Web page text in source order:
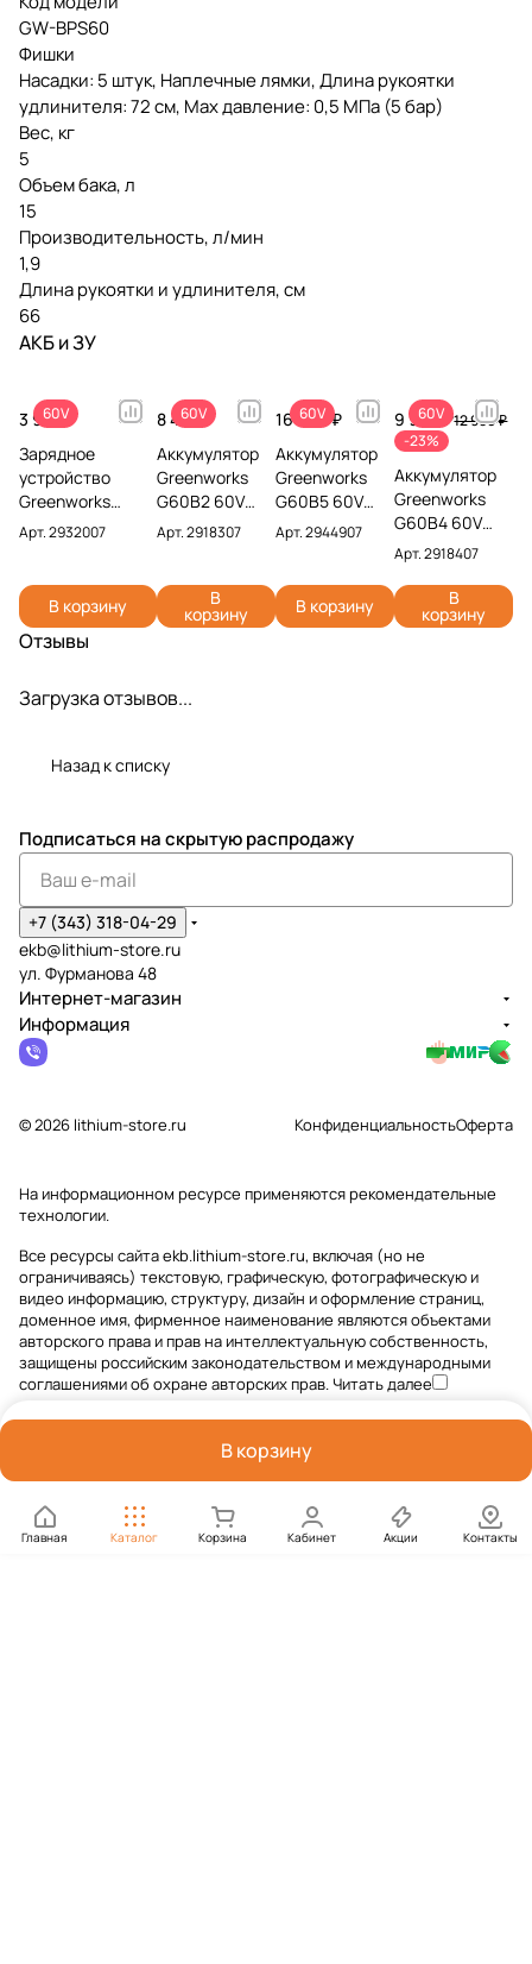
GW-BPS60
Фишки
Насадки: 5 штук, Наплечные лямки, Длина рукоятки
удлинителя: 72 см, Max давление: 0,5 МПа (5 бар)
Вес, кг
5
Объем бака, л
15
Производительность, л/мин
1,9
Длина рукоятки и удлинителя, см
66
АКБ и ЗУ
60V
3 990 ₽
Зарядное
устройство
Greenworks
G60UC 60V
2932007 (2 А)
Арт.2932007
В корзину
60V
8 490 ₽
Аккумулятор
Greenworks
G60B2 60V
2918307 (2 Ач)
Арт.2918307
В
корзину
60V
16 990 ₽
Аккумулятор
Greenworks
G60B5 60V
2944907 (5
Ач)
Арт.2944907
В корзину
60V
9 990 ₽12 990 ₽
-23%
Аккумулятор
Greenworks
G60B4 60V
2918407 (4 Ач)
Арт.2918407
В
корзину
Отзывы
Загрузка отзывов...
Назад к списку
В корзину
Главная Каталог Корзина Кабинет Акции Контакты
Подписаться на скрытую распродажу
+7 (343) 318-04-29
ekb@lithium-store.ru
ул. Фурманова 48
Интернет-магазин
Информация
© 2026 lithium-store.ru КонфиденциальностьОферта
На информационном ресурсе применяютсярекомендательные
технологии.
Все ресурсы сайта ekb.lithium-store.ru, включая (но не
ограничиваясь) текстовую, графическую, фотографическую и
видео информацию, структуру, дизайн и оформление страниц,
доменное имя, фирменное наименование являются объектами
авторского права и прав на интеллектуальную собственность,
защищены российским законодательством и международными
соглашениями об охране авторских прав.Читать далее